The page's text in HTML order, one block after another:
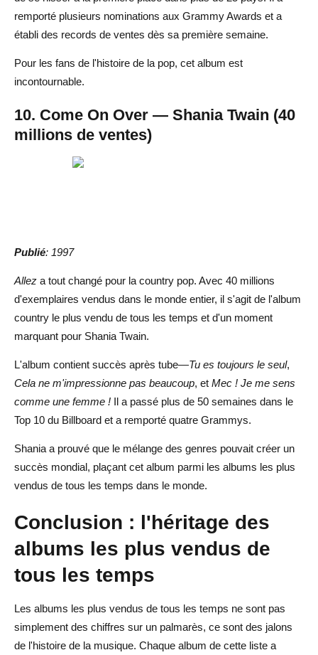
remporté plusieurs nominations aux Grammy Awards et a
établi des records de ventes dès sa première semaine.
Pour les fans de l'histoire de la pop, cet album est
incontournable.
10. Come On Over — Shania Twain (40
millions de ventes)
Publié: 1997
Allez a tout changé pour la country pop. Avec 40 millions
d'exemplaires vendus dans le monde entier, il s'agit de l'album
country le plus vendu de tous les temps et d'un moment
marquant pour Shania Twain.
L'album contient succès après tube—Tu es toujours le seul,
Cela ne m'impressionne pas beaucoup, et Mec ! Je me sens
comme une femme ! Il a passé plus de 50 semaines dans le
Top 10 du Billboard et a remporté quatre Grammys.
Shania a prouvé que le mélange des genres pouvait créer un
succès mondial, plaçant cet album parmi les albums les plus
vendus de tous les temps dans le monde.
Conclusion : l'héritage des
albums les plus vendus de
tous les temps
Les albums les plus vendus de tous les temps ne sont pas
simplement des chiffres sur un palmarès, ce sont des jalons
de l'histoire de la musique. Chaque album de cette liste a